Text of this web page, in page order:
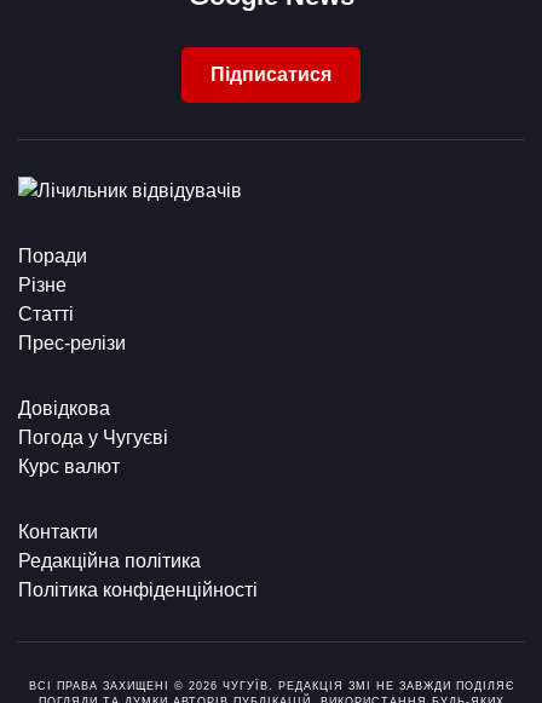
Підписатися
Поради
Різне
Статті
Прес-релізи
Довідкова
Погода у Чугуєві
Курс валют
Контакти
Редакційна політика
Політика конфіденційності
ВСІ ПРАВА ЗАХИЩЕНІ © 2026 ЧУГУЇВ. РЕДАКЦІЯ ЗМІ НЕ ЗАВЖДИ ПОДІЛЯЄ